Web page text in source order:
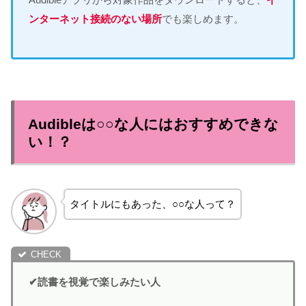
ンターネット接続のない場所でも楽しめます。
Audibleは○○な人にはおすすめできな
い！？
タイトルにもあった、○○な人って？
✔読書を視覚で楽しみたい人